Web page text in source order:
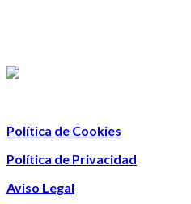
Política de Cookies
Política de Privacidad
Aviso Legal